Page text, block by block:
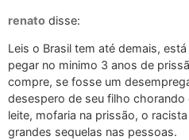
renato disse:
Leis o Brasil tem até demais,
pegar no minimo 3 anos de
compre, se fosse um
desespero de seu filho
leite, mofaria na prissão, o
grandes sequelas nas pessoas.